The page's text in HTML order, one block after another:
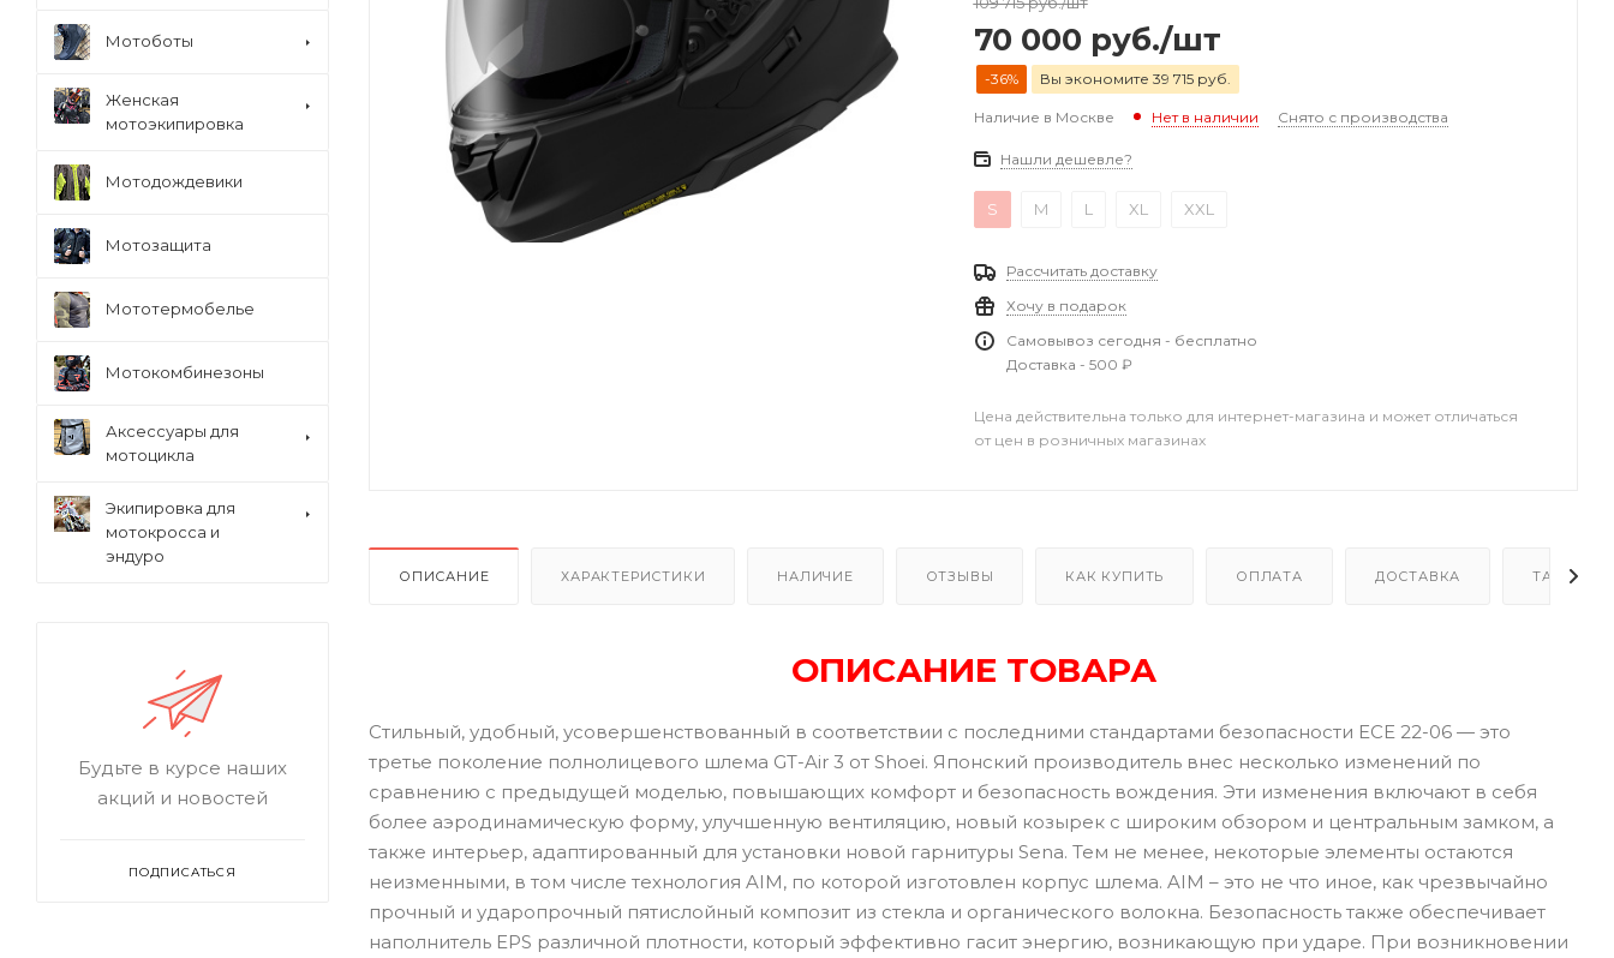
70 000 руб./шт
-36% Вы экономите 39 715 руб.
Наличие в Москве Нет в наличии Снято с производства
Нашли дешевле?
S M L XL XXL
Рассчитать доставку
Хочу в подарок
Самовывоз сегодня - бесплатно
Доставка - 500 ₽
Цена действительна только для интернет-магазина и может отличаться
от цен в розничных магазинах
ОПИСАНИЕ ХАРАКТЕРИСТИКИ НАЛИЧИЕ ОТЗЫВЫ КАК КУПИТЬ ОПЛАТА ДОСТАВКА ТАБЛИЦА
ОПИСАНИЕ ТОВАРА
Стильный, удобный, усовершенствованный в соответствии с последними стандартами безопасности ECE 22-06 — это
третье поколение полнолицевого шлема GT-Air 3 от Shoei. Японский производитель внес несколько изменений по
сравнению с предыдущей моделью, повышающих комфорт и безопасность вождения. Эти изменения включают в себя
более аэродинамическую форму, улучшенную вентиляцию, новый козырек с широким обзором и центральным замком, а
также интерьер, адаптированный для установки новой гарнитуры Sena. Тем не менее, некоторые элементы остаются
неизменными, в том числе технология AIM, по которой изготовлен корпус шлема. AIM – это не что иное, как чрезвычайно
прочный и ударопрочный пятислойный композит из стекла и органического волокна. Безопасность также обеспечивает
наполнитель EPS различной плотности, который эффективно гасит энергию, возникающую при ударе. При возникновении
Мотоботы
Женская
мотоэкипировка
Мотодождевики
Мотозащита
Мототермобелье
Мотокомбинезоны
Аксессуары для
мотоцикла
Экипировка для
мотокросса и
эндуро
Будьте в курсе наших
акций и новостей
ПОДПИСАТЬСЯ